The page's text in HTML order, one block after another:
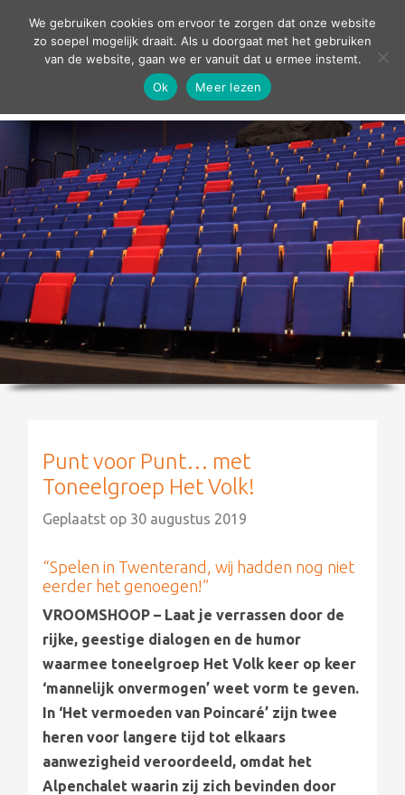
contact
agenda
theater
sport
grand café
zakelijk
over ons
Punt voor Punt… met
Toneelgroep Het Volk!
Geplaatst op 30 augustus 2019
“Spelen in Twenterand, wij hadden nog niet
eerder het genoegen!”
VROOMSHOOP – Laat je verrassen door de
rijke, geestige dialogen en de humor
waarmee toneelgroep Het Volk keer op keer
‘mannelijk onvermogen’ weet vorm te geven.
In ‘Het vermoeden van Poincaré’ zijn twee
heren voor langere tijd tot elkaars
aanwezigheid veroordeeld, omdat het
Alpenchalet waarin zij zich bevinden door
We gebruiken cookies om ervoor te zorgen dat onze website
zo soepel mogelijk draait. Als u doorgaat met het gebruiken
van de website, gaan we er vanuit dat u ermee instemt.
Ok
Meer lezen